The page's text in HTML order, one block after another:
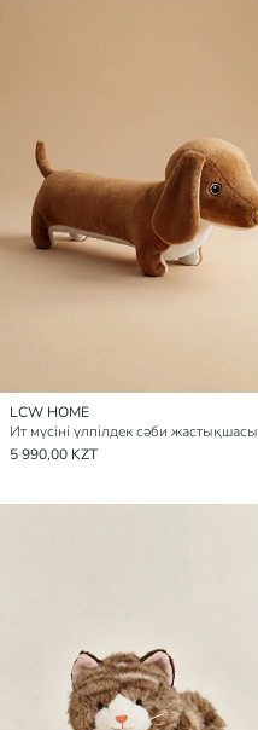
LCW HOME
Ит мүсіні үлпілдек сәби жастықшасы
5 990,00 KZT